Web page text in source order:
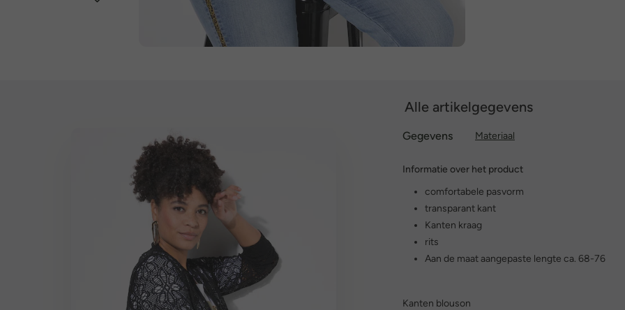
Alle artikelgegevens
Gegevens Materiaal
Informatie over het product
comfortabele pasvorm
transparant kant
Kanten kraag
rits
Aan de maat aangepaste lengte ca. 68-76
Kanten blouson